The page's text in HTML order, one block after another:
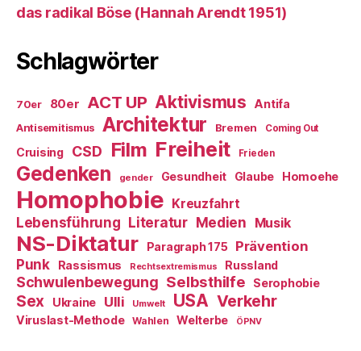
das radikal Böse (Hannah Arendt 1951)
Schlagwörter
70er 80er ACT UP Aktivismus Antifa
Antisemitismus Architektur Bremen Coming Out
Cruising CSD Film Freiheit Frieden
Gedenken gender Gesundheit Glaube Homoehe
Homophobie Kreuzfahrt
Lebensführung Literatur Medien Musik
NS-Diktatur Paragraph 175
Prävention
Punk
Rassismus Rechtsextremismus Russland
Schwulenbewegung Selbsthilfe Serophobie
Sex Ukraine Ulli Umwelt USA Verkehr
Viruslast-Methode Wahlen Welterbe ÖPNV